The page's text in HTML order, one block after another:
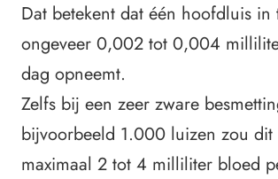
Dat betekent dat één hoofdluis in
ongeveer 0,002 tot 0,004
dag opneemt.
Zelfs bij een zeer zware
bijvoorbeeld 1.000 luizen zou
maximaal 2 tot 4 milliliter bloed